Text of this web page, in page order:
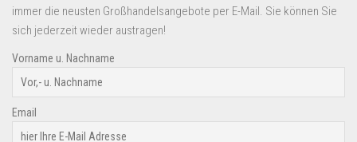
immer die neusten Großhandelsangebote per E-Mail. Sie können Sie
sich jederzeit wieder austragen!
Vorname u. Nachname
Email